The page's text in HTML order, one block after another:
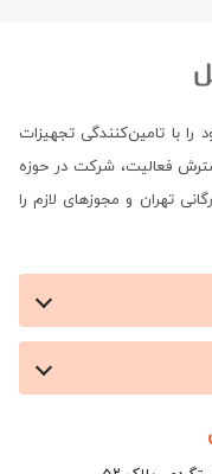
ساحل، در سال ۱۳۸۹ کار خود را با تامین‌کنندگی تجهیزات
گسترش فعالیت، شرکت در حوزه
تهران و مجوزهای لازم را